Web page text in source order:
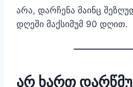
არა, დარჩენა მაინც
დღეში მაქსიმუმ 90 დღით.
არ ხართ